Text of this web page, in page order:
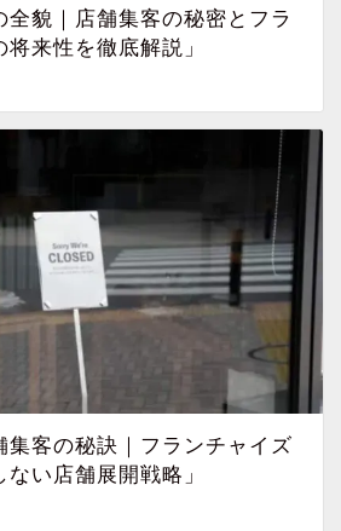
全貌｜店舗集客の秘密とフラ
来性を徹底解説」
集客の秘訣｜フランチャイズ
い店舗展開戦略」